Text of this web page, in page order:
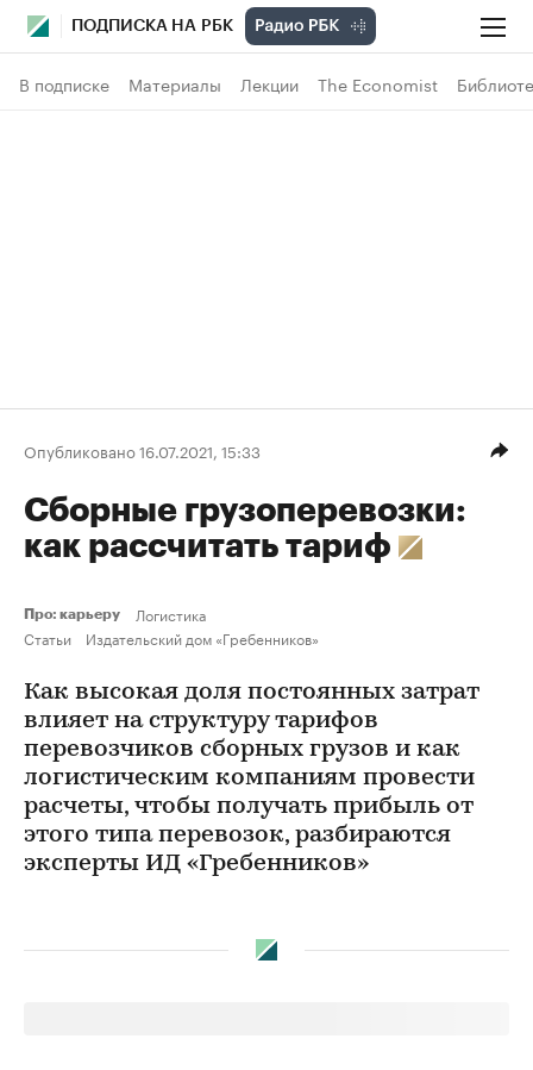
ПОДПИСКА НА РБК
В подписке Материалы Лекции The Economist
Опубликовано 16.07.2021, 15:33
Сборные грузоперевозки:
как рассчитать тариф
Про: карьеру
Логистика
Статьи
Издательский дом «Гребенников»
Как высокая доля постоянных затрат
влияет на структуру тарифов
перевозчиков сборных грузов и как
логистическим компаниям провести
расчеты, чтобы получать прибыль от
этого типа перевозок, разбираются
эксперты ИД «Гребенников»